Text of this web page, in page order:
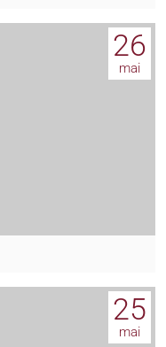
26
mai
25
mai